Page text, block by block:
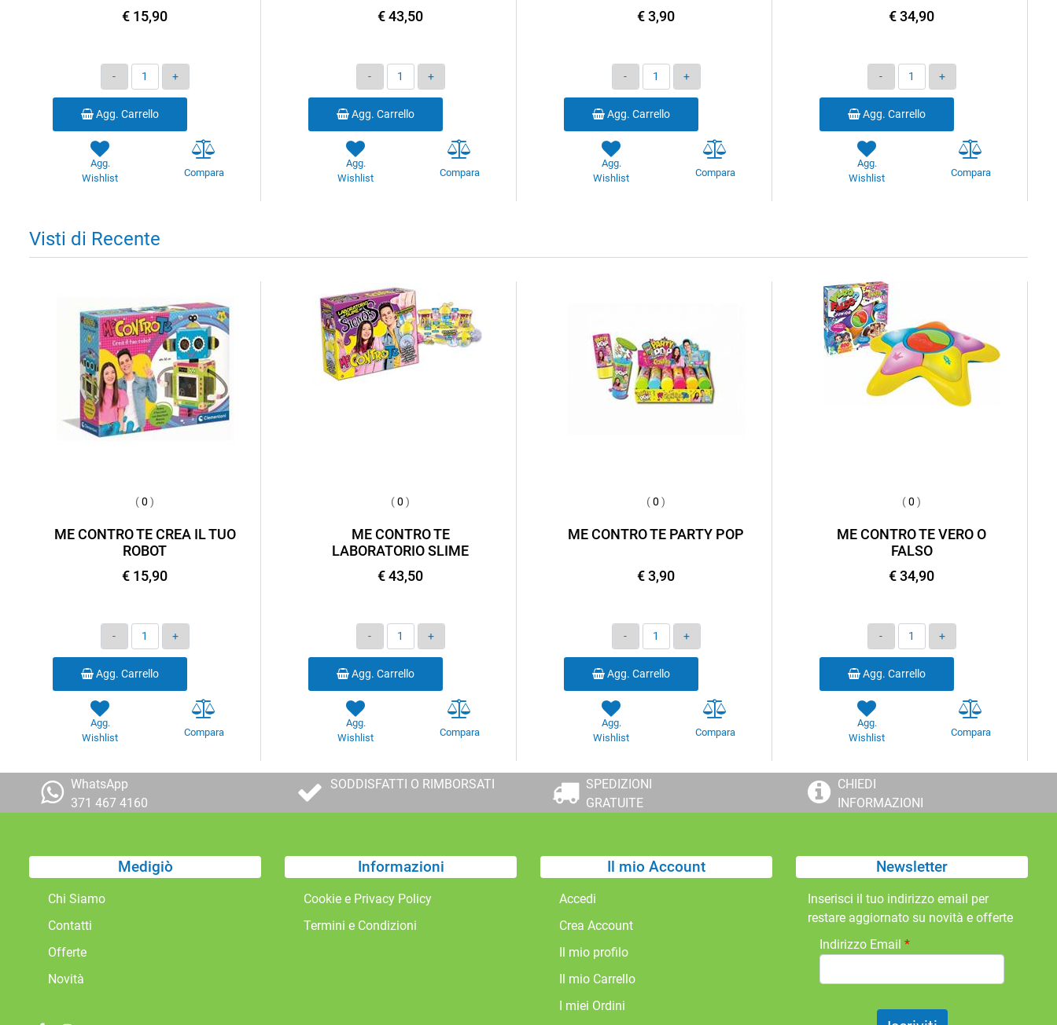
€ 15,90
Quantità
Agg. Carrello
Agg.
Wishlist
Compara
€ 43,50
Quantità
Agg. Carrello
Agg.
Wishlist
Compara
€ 3,90
Quantità
Agg. Carrello
Agg.
Wishlist
Compara
€ 34,90
Quantità
Agg. Carrello
Agg.
Wishlist
Compara
Visti di Recente
(0 )
ME CONTRO TE CREA IL TUO
ROBOT
€ 15,90
Quantità
Agg. Carrello
Agg.
Wishlist
Compara
(0 )
ME CONTRO TE
LABORATORIO SLIME
€ 43,50
Quantità
Agg. Carrello
Agg.
Wishlist
Compara
(0 )
ME CONTRO TE PARTY POP
€ 3,90
Quantità
Agg. Carrello
Agg.
Wishlist
Compara
(0 )
ME CONTRO TE VERO O
FALSO
€ 34,90
Quantità
Agg. Carrello
Agg.
Wishlist
Compara
WhatsApp
371 467 4160
SODDISFATTI O RIMBORSATI
SPEDIZIONI
GRATUITE
CHIEDI
INFORMAZIONI
Medigiò
Chi Siamo
Contatti
Offerte
Novità
Informazioni
Cookie e Privacy Policy
Termini e Condizioni
Il mio Account
Accedi
Crea Account
Il mio profilo
Il mio Carrello
I miei Ordini
Newsletter
Inserisci il tuo indirizzo email per
restare aggiornato su novità e offerte
Indirizzo Email *